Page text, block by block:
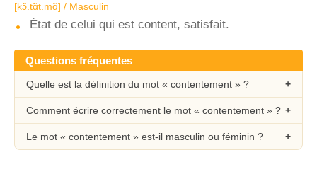
[kɔ̃.tɑ̃t.mɑ̃] / Masculin
État de celui qui est content, satisfait.
Questions fréquentes
Quelle est la définition du mot « contentement » ?
Comment écrire correctement le mot « contentement » ?
Le mot « contentement » est-il masculin ou féminin ?